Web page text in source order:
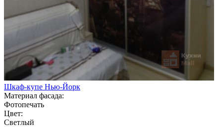
Шкаф-купе Нью-Йорк
Материал фасада:
Фотопечать
Цвет:
Светлый